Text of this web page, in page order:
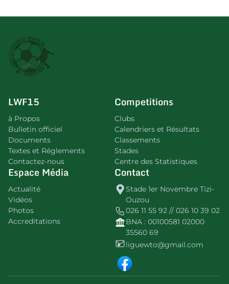
LWF15
à Propos
Bulletin officiel
Documents
Textes et Réglements
Contactez-nous
Competitions
Clubs
Calendriers et Résultats
Classements
Stades
Centre des Statistiques
Espace Média
Actualité
Vidéos
Photos
Accreditations
Contact
Stade 1er Novembre Tizi-
Ouzou
026 11 55 92 // 026 10 39 02
BNA : 00100581 02000
35560 69
liguewto@gmail.com